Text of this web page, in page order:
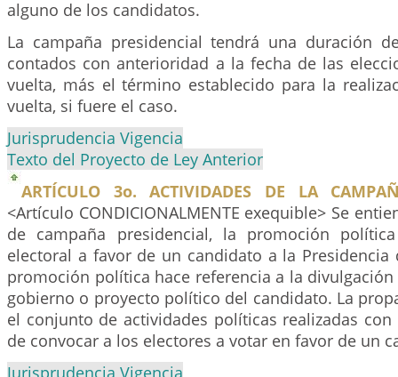
alguno de los candidatos.
La campaña presidencial tendrá una duración
contados con anterioridad a la fecha de las
vuelta, más el término establecido para la
vuelta, si fuere el caso.
Jurisprudencia Vigencia
Texto del Proyecto de Ley Anterior
ARTÍCULO 3o. ACTIVIDADES DE LA
<Artículo CONDICIONALMENTE exequible> Se
de campaña presidencial, la promoción
electoral a favor de un candidato a la Presidencia
promoción política hace referencia a la
gobierno o proyecto político del candidato. La
el conjunto de actividades políticas realizadas
de convocar a los electores a votar en favor de un
Jurisprudencia Vigencia